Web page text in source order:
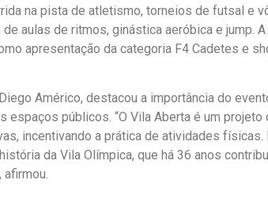
na pista de atletismo, torneios de futsal e
aulas de ritmos, ginástica aeróbica e jump.
apresentação da categoria F4 Cadetes e
Américo, destacou a importância do
espaços públicos. “O Vila Aberta é um projeto
incentivando a prática de atividades físicas.
da Vila Olímpica, que há 36 anos
afirmou.